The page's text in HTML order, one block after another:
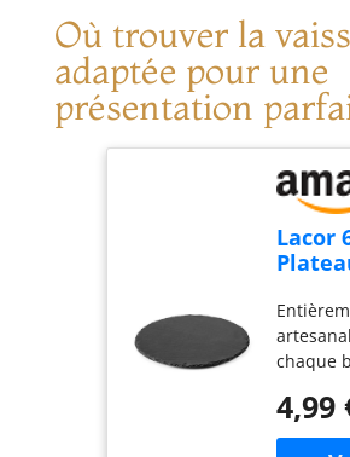
Où trouver la
adaptée pour une
présentation
Lacor
noir,
Ø(cm)
chaque
pour la
4,99